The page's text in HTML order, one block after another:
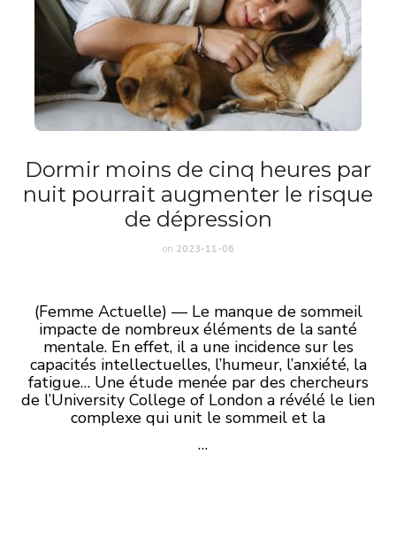
Dormir moins de cinq heures par
nuit pourrait augmenter le risque
de dépression
on 2023-11-06
(Femme Actuelle) — Le manque de sommeil
impacte de nombreux éléments de la santé
mentale. En effet, il a une incidence sur les
capacités intellectuelles, l’humeur, l’anxiété, la
fatigue… Une étude menée par des chercheurs
de l’University College of London a révélé le lien
complexe qui unit le sommeil et la
…